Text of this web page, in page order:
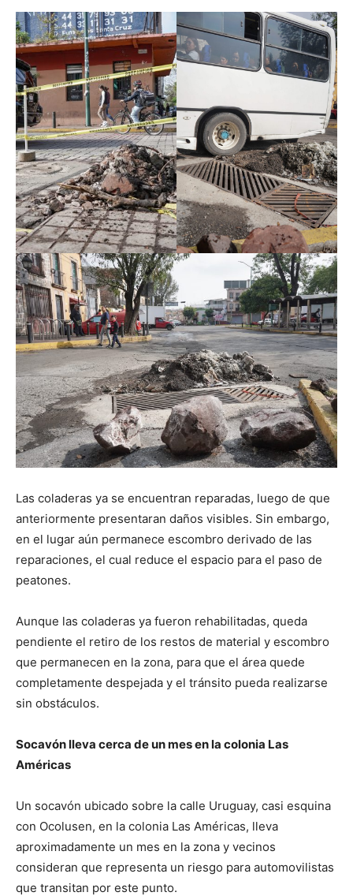
Las coladeras ya se encuentran reparadas, luego de que
anteriormente presentaran daños visibles. Sin embargo,
en el lugar aún permanece escombro derivado de las
reparaciones, el cual reduce el espacio para el paso de
peatones.
Aunque las coladeras ya fueron rehabilitadas, queda
pendiente el retiro de los restos de material y escombro
que permanecen en la zona, para que el área quede
completamente despejada y el tránsito pueda realizarse
sin obstáculos.
Socavón lleva cerca de un mes en la colonia Las
Américas
Un socavón ubicado sobre la calle Uruguay, casi esquina
con Ocolusen, en la colonia Las Américas, lleva
aproximadamente un mes en la zona y vecinos
consideran que representa un riesgo para automovilistas
que transitan por este punto.